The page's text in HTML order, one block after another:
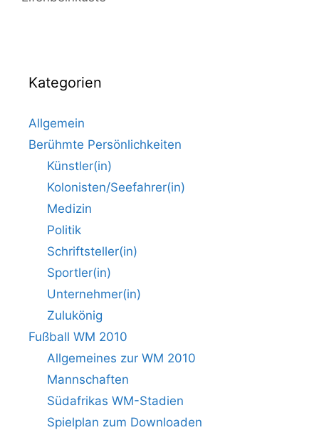
Kategorien
Allgemein
Berühmte Persönlichkeiten
Künstler(in)
Kolonisten/Seefahrer(in)
Medizin
Politik
Schriftsteller(in)
Sportler(in)
Unternehmer(in)
Zulukönig
Fußball WM 2010
Allgemeines zur WM 2010
Mannschaften
Südafrikas WM-Stadien
Spielplan zum Downloaden